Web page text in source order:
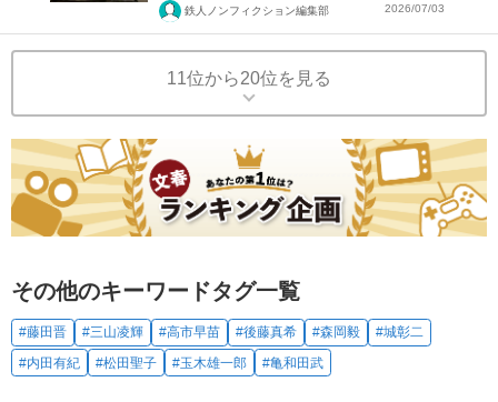
鉄人ノンフィクション編集部 2026/07/03
11位から20位を見る
その他のキーワードタグ一覧
#藤田晋 #三山凌輝 #高市早苗 #後藤真希 #森岡毅
#城彰二
#内田有紀
#松田聖子 #玉木雄一郎 #亀和田武